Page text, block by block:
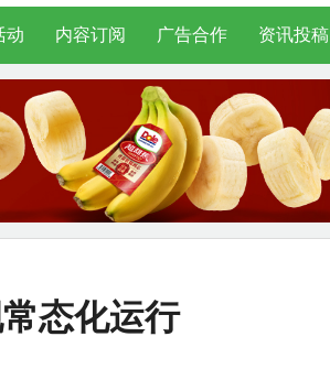
动 内容订阅 广告合作 资讯投稿
态化运行